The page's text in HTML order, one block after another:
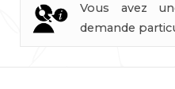
Vous avez
demande